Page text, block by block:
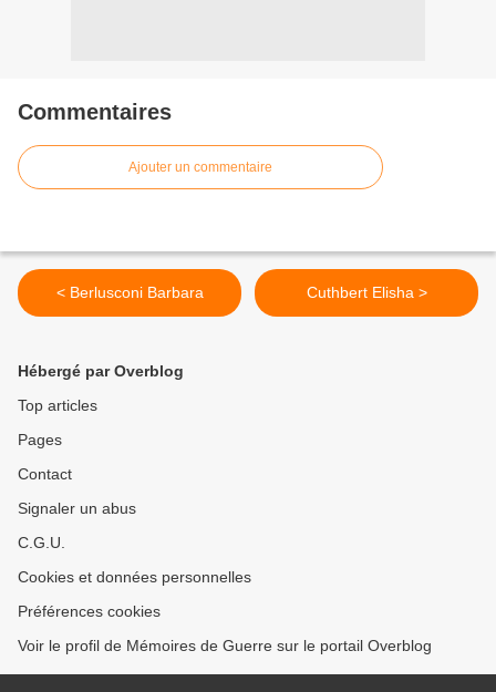
Commentaires
Ajouter un commentaire
< Berlusconi Barbara Cuthbert Elisha >
Hébergé par Overblog
Top articles
Pages
Contact
Signaler un abus
C.G.U.
Cookies et données personnelles
Préférences cookies
Voir le profil de Mémoires de Guerre sur le portail Overblog